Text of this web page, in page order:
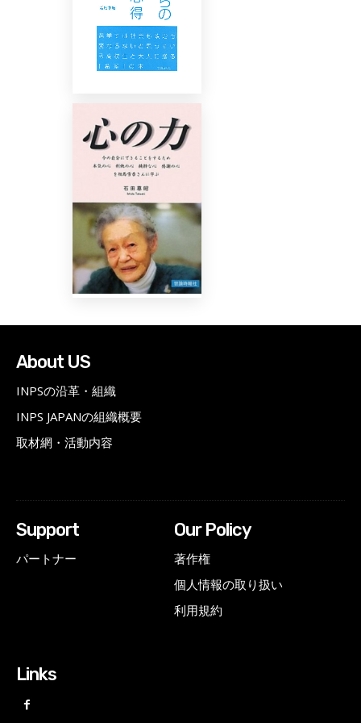
About US
INPSの沿革・組織
INPS JAPANの組織概要
取材網・活動内容
Support
パートナー
Our Policy
著作権
個人情報の取り扱い
利用規約
Links